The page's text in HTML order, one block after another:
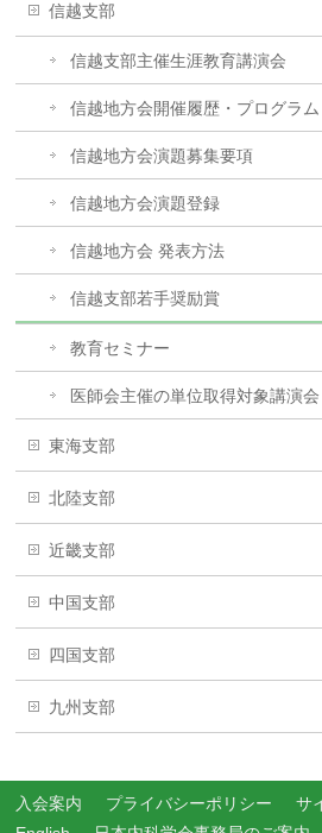
信越支部
信越支部主催生涯教育講演会
信越地方会開催履歴・プログラム
信越地方会演題募集要項
信越地方会演題登録
信越地方会 発表方法
信越支部若手奨励賞
教育セミナー
医師会主催の単位取得対象講演会
東海支部
北陸支部
近畿支部
中国支部
四国支部
九州支部
入会案内 プライバシーポリシー サ